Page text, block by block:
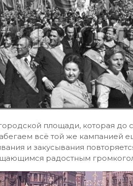
площади, которая
всё той же кампанией
и закусывания
радостным